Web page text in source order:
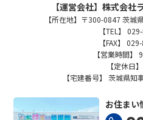
【運営会社】株式会社
【所在地】〒300-0847 茨城
【TEL】
【FAX】
【営業時間】
【定休日
【宅建番号】 茨城県
お住まい